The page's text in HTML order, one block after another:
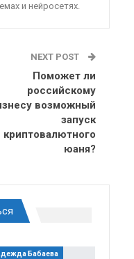
и нейросетях.
NEXT POST
Поможет ли
российскому
возможный
запуск
криптовалютного
юаня?
Бабаева